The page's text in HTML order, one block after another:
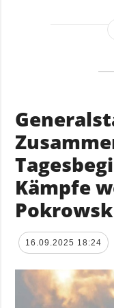
Kämpfe
16.09.2025 18:24